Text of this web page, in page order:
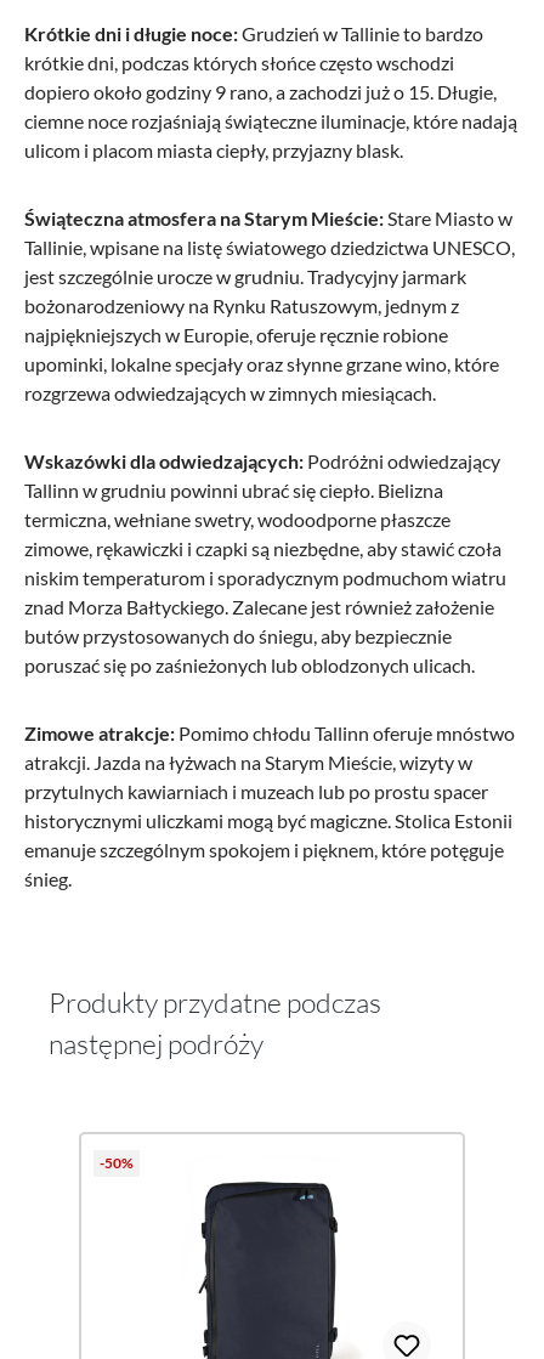
Krótkie dni i długie noce:Grudzień w Tallinie to bardzo
krótkie dni, podczas których słońce często wschodzi
dopiero około godziny 9 rano, a zachodzi już o 15. Długie,
ciemne noce rozjaśniają świąteczne iluminacje, które nadają
ulicom i placom miasta ciepły, przyjazny blask.
Świąteczna atmosfera na Starym Mieście:Stare Miasto w
Tallinie, wpisane na listę światowego dziedzictwa UNESCO,
jest szczególnie urocze w grudniu. Tradycyjny jarmark
bożonarodzeniowy na Rynku Ratuszowym, jednym z
najpiękniejszych w Europie, oferuje ręcznie robione
upominki, lokalne specjały oraz słynne grzane wino, które
rozgrzewa odwiedzających w zimnych miesiącach.
Wskazówki dla odwiedzających: Podróżni odwiedzający
Tallinn w grudniu powinni ubrać się ciepło. Bielizna
termiczna, wełniane swetry, wodoodporne płaszcze
zimowe, rękawiczki i czapki są niezbędne, aby stawić czoła
niskim temperaturom i sporadycznym podmuchom wiatru
znad Morza Bałtyckiego. Zalecane jest również założenie
butów przystosowanych do śniegu, aby bezpiecznie
poruszać się po zaśnieżonych lub oblodzonych ulicach.
Zimowe atrakcje: Pomimo chłodu Tallinn oferuje mnóstwo
atrakcji. Jazda na łyżwach na Starym Mieście, wizyty w
przytulnych kawiarniach i muzeach lub po prostu spacer
historycznymi uliczkami mogą być magiczne. Stolica Estonii
emanuje szczególnym spokojem i pięknem, które potęguje
śnieg.
Produkty przydatne podczas
następnej podróży
-50%